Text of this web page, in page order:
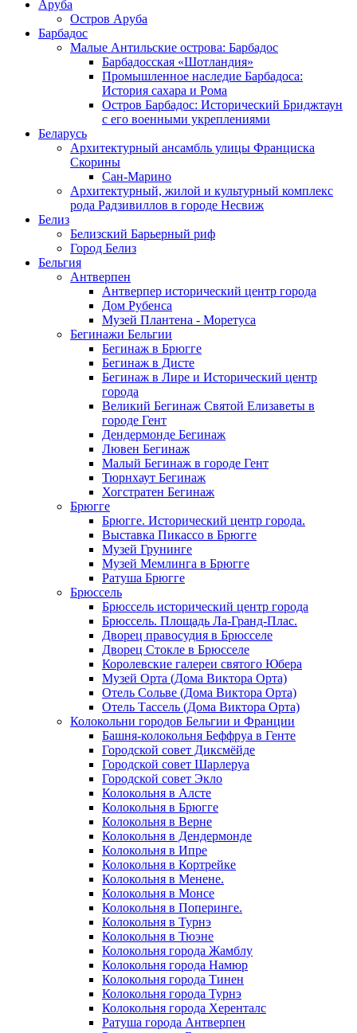
Аруба
Остров Аруба
Барбадос
Малые Антильские острова: Барбадос
Барбадосская «Шотландия»
Промышленное наследие Барбадоса:
История сахара и Рома
Остров Барбадос: Исторический Бриджтаун
с его военными укреплениями
Беларусь
Архитектурный ансамбль улицы Франциска
Скорины
Сан-Марино
Архитектурный, жилой и культурный комплекс
рода Радзивиллов в городе Несвиж
Белиз
Белизский Барьерный риф
Город Белиз
Бельгия
Антверпен
Антверпер исторический центр города
Дом Рубенса
Музей Плантена - Моретуса
Бегинажи Бельгии
Бегинаж в Брюгге
Бегинаж в Дисте
Бегинаж в Лире и Исторический центр
города
Великий Бегинаж Святой Елизаветы в
городе Гент
Дендермонде Бегинаж
Лювен Бегинаж
Малый Бегинаж в городе Гент
Тюрнхаут Бегинаж
Хогстратен Бегинаж
Брюгге
Брюгге. Исторический центр города.
Выставка Пикассо в Брюгге
Музей Грунинге
Музей Мемлинга в Брюгге
Ратуша Брюгге
Брюссель
Брюссель исторический центр города
Брюссель. Площадь Ла-Гранд-Плас.
Дворец правосудия в Брюсселе
Дворец Стокле в Брюсселе
Королевские галереи святого Юбера
Музей Орта (Дома Виктора Орта)
Отель Сольве (Дома Виктора Орта)
Отель Тассель (Дома Виктора Орта)
Колокольни городов Бельгии и Франции
Башня-колокольня Беффруа в Генте
Городской совет Диксмёйде
Городской совет Шарлеруа
Городской совет Экло
Колокольня в Алсте
Колокольня в Брюгге
Колокольня в Верне
Колокольня в Дендермонде
Колокольня в Ипре
Колокольня в Кортрейке
Колокольня в Менене.
Колокольня в Монсе
Колокольня в Поперинге.
Колокольня в Турнэ
Колокольня в Тюэне
Колокольня города Жамблу
Колокольня города Намюр
Колокольня города Тинен
Колокольня города Турнэ
Колокольня города Херенталс
Ратуша города Антверпен